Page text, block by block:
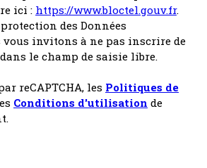
ici : https://www.bloctel.gouv.fr.
des Données
vous invitons à ne pas inscrire de
le champ de saisie libre.
reCAPTCHA, les Politiques de
Conditions d'utilisation de